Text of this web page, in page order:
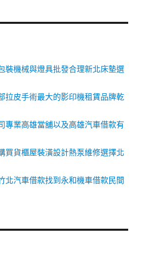
裝機械與燈具批發合理新北床墊選
拉皮手術最大的影印機租賃品牌乾
專業高雄當舖以及高雄汽車借款有
買貨櫃屋裝潢設計熱泵維修選擇北
北汽車借款找到永和機車借款民間